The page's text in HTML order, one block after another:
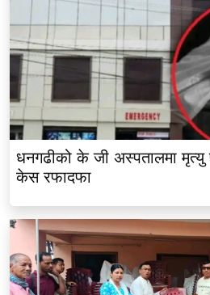
धनगढीको के जी अस्पतालमा
केस रफादफा